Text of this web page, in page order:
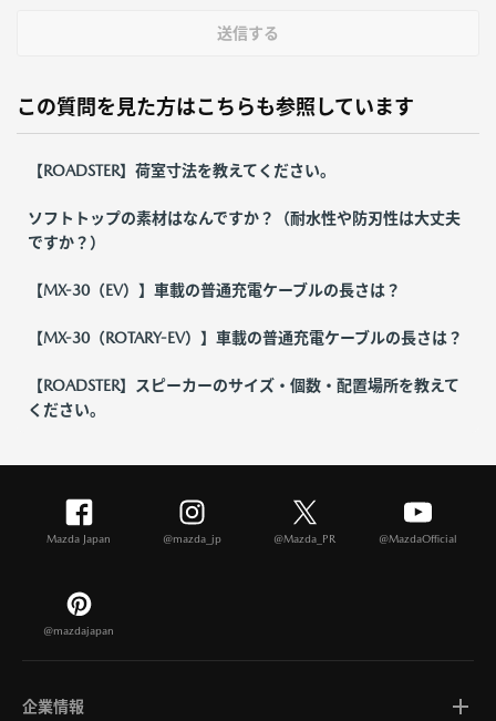
送信する
この質問を見た方はこちらも参照しています
【ROADSTER】荷室寸法を教えてください。
ソフトトップの素材はなんですか？（耐水性や防刃性は大丈夫
ですか？）
【MX-30（EV）】車載の普通充電ケーブルの長さは？
【MX-30（ROTARY-EV）】車載の普通充電ケーブルの長さは？
【ROADSTER】スピーカーのサイズ・個数・配置場所を教えて
ください。
Mazda Japan @mazda_jp @Mazda_PR @MazdaOfficial
@mazdajapan
企業情報